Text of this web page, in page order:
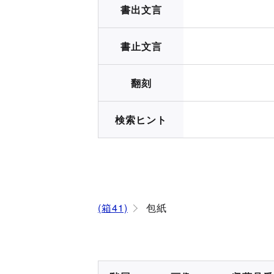
書出文言
書止文言
翻刻
検索ヒント
(箱41) 包紙